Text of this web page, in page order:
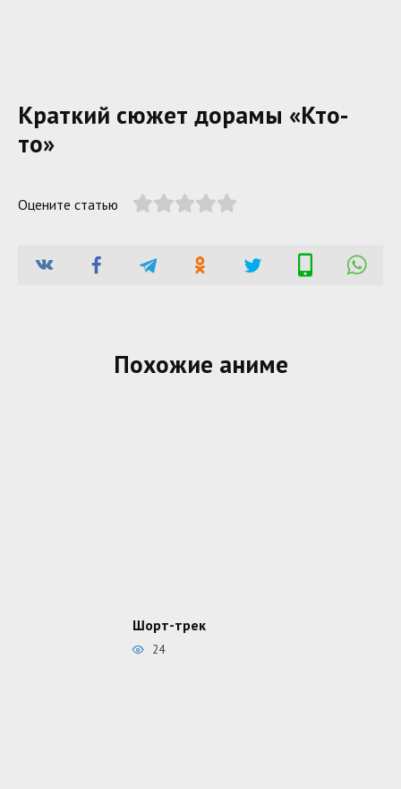
Краткий сюжет дорамы «Кто-
то»
Оцените статью
Похожие аниме
Шорт-трек
24